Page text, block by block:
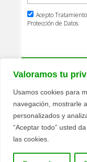
Valoramos tu
Usamos cookies para
navegación, mostrarle
personalizados y
“Aceptar todo” usted
las cookies.Política de
© 2026